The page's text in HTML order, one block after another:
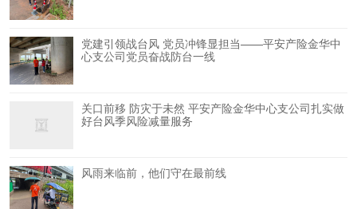
党建引领战台风 党员冲锋显担当——平安产险金华中
心支公司党员奋战防台一线
关口前移 防灾于未然 平安产险金华中心支公司扎实做
好台风季风险减量服务
风雨来临前，他们守在最前线